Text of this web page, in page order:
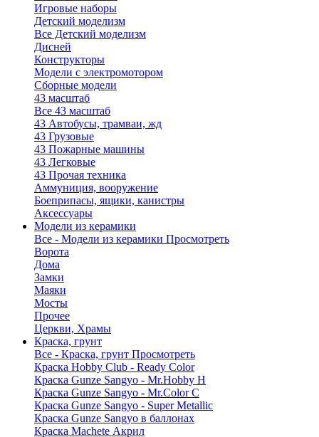
Игровые наборы
Детский моделизм
Все Детский моделизм
Дисней
Конструкторы
Модели с электромотором
Сборные модели
43 масштаб
Все 43 масштаб
43 Автобусы, трамваи, жд
43 Грузовые
43 Пожарные машины
43 Легковые
43 Прочая техника
Аммуниция, вооружение
Боеприпасы, ящики, канистры
Аксессуары
Модели из керамики
Все - Модели из керамики Просмотреть
Ворота
Дома
Замки
Маяки
Мосты
Прочее
Церкви, Храмы
Краска, грунт
Все - Краска, грунт Просмотреть
Краска Hobby Club - Ready Color
Краска Gunze Sangyo - Mr.Hobby H
Краска Gunze Sangyo - Mr.Color C
Краска Gunze Sangyo - Super Metallic
Краска Gunze Sangyo в баллонах
Краска Machete Акрил